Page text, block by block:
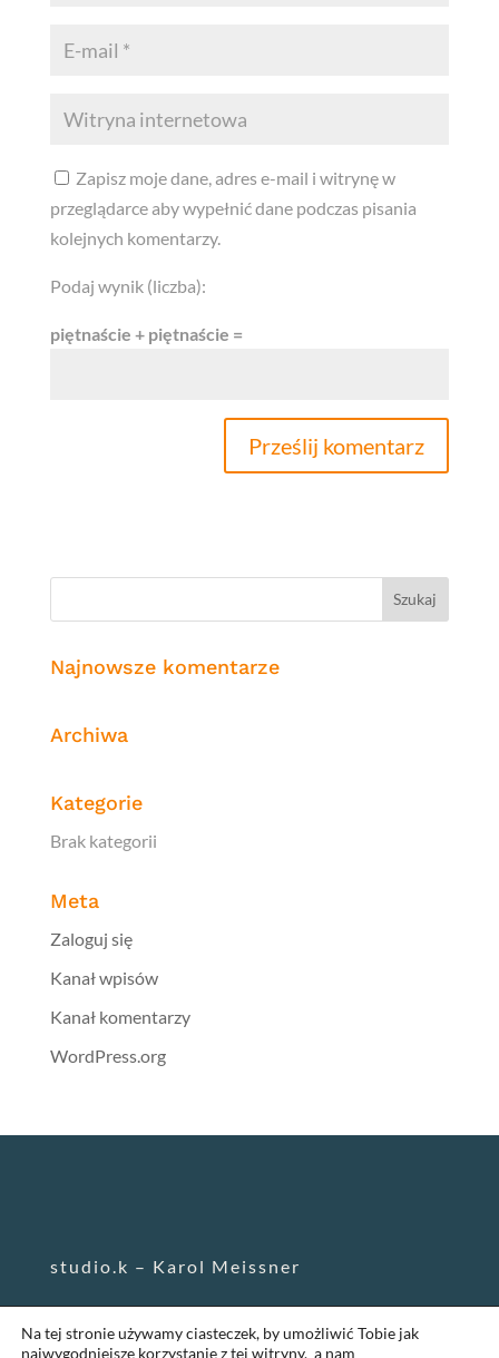
Zapisz moje dane, adres e-mail i witrynę w
przeglądarce aby wypełnić dane podczas pisania
kolejnych komentarzy.
Podaj wynik (liczba):
piętnaście + piętnaście =
Najnowsze komentarze
Archiwa
Kategorie
Brak kategorii
Meta
Zaloguj się
Kanał wpisów
Kanał komentarzy
WordPress.org
studio.k – Karol Meissner
karol@studiokropkak.pl
Na tej stronie używamy ciasteczek, by umożliwić Tobie jak
najwygodniejsze korzystanie z tej witryny, a nam